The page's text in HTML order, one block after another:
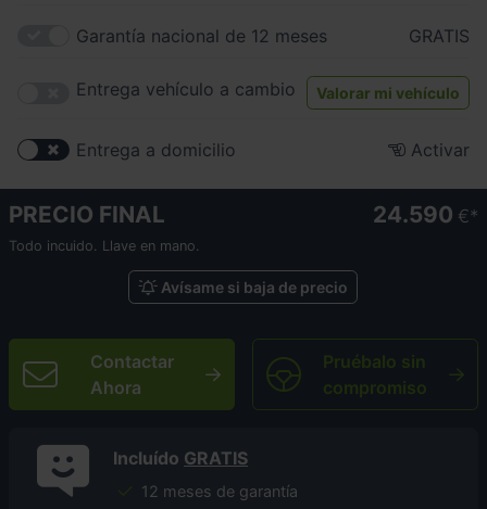
Garantía nacional de 12 meses GRATIS
Entrega vehículo a cambio Valorar mi vehículo
Entrega a domicilio Activar
PRECIO FINAL 24.590 €
Todo incuido. Llave en mano.
Avísame si baja de precio
Contactar
Ahora
Pruébalo sin
compromiso
Incluído GRATIS
12 meses de garantía